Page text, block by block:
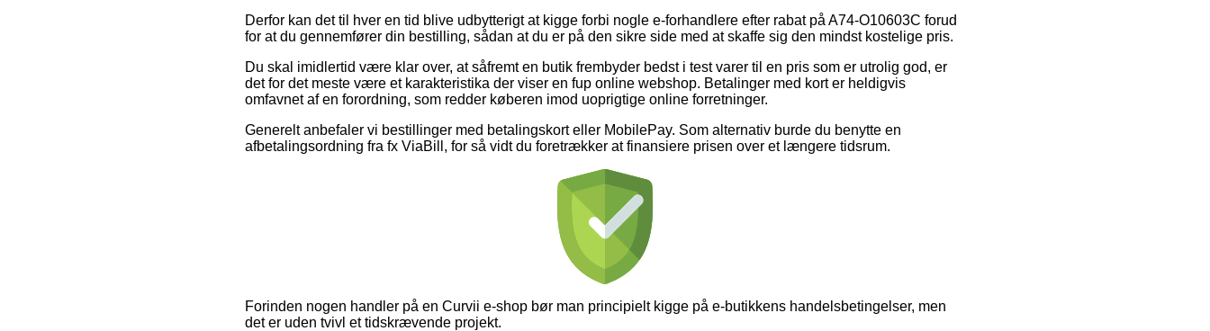
Derfor kan det til hver en tid blive udbytterigt at kigge forbi nogle e-forhandlere efter rabat på A74-O10603C forud
for at du gennemfører din bestilling, sådan at du er på den sikre side med at skaffe sig den mindst kostelige pris.
Du skal imidlertid være klar over, at såfremt en butik frembyder bedst i test varer til en pris som er utrolig god, er
det for det meste være et karakteristika der viser en fup online webshop. Betalinger med kort er heldigvis
omfavnet af en forordning, som redder køberen imod uoprigtige online forretninger.
Generelt anbefaler vi bestillinger med betalingskort eller MobilePay. Som alternativ burde du benytte en
afbetalingsordning fra fx ViaBill, for så vidt du foretrækker at finansiere prisen over et længere tidsrum.
Forinden nogen handler på en Curvii e-shop bør man principielt kigge på e-butikkens handelsbetingelser, men
det er uden tvivl et tidskrævende projekt.